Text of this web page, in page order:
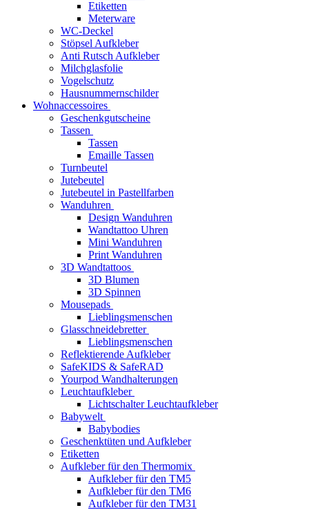
Etiketten
Meterware
WC-Deckel
Stöpsel Aufkleber
Anti Rutsch Aufkleber
Milchglasfolie
Vogelschutz
Hausnummernschilder
Wohnaccessoires
Geschenkgutscheine
Tassen
Tassen
Emaille Tassen
Turnbeutel
Jutebeutel
Jutebeutel in Pastellfarben
Wanduhren
Design Wanduhren
Wandtattoo Uhren
Mini Wanduhren
Print Wanduhren
3D Wandtattoos
3D Blumen
3D Spinnen
Mousepads
Lieblingsmenschen
Glasschneidebretter
Lieblingsmenschen
Reflektierende Aufkleber
SafeKIDS & SafeRAD
Yourpod Wandhalterungen
Leuchtaufkleber
Lichtschalter Leuchtaufkleber
Babywelt
Babybodies
Geschenktüten und Aufkleber
Etiketten
Aufkleber für den Thermomix
Aufkleber für den TM5
Aufkleber für den TM6
Aufkleber für den TM31